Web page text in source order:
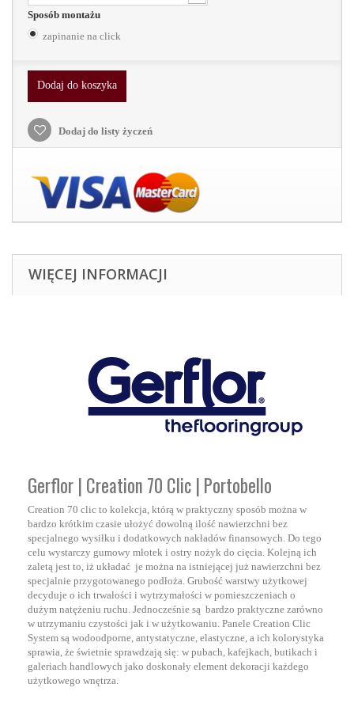
Sposób montażu
zapinanie na click
Dodaj do koszyka
Dodaj do listy życzeń
WIĘCEJ INFORMACJI
Gerflor | Creation 70 Clic | Portobello
Creation 70 clic to kolekcja, którą w praktyczny sposób można w
bardzo krótkim czasie ułożyć dowolną ilość nawierzchni bez
specjalnego wysiłku i dodatkowych nakładów finansowych. Do tego
celu wystarczy gumowy młotek i ostry nożyk do cięcia. Kolejną ich
zaletą jest to, iż układać je można na istniejącej już nawierzchni bez
specjalnie przygotowanego podłoża. Grubość warstwy użytkowej
decyduje o ich trwałości i wytrzymałości w pomieszczeniach o
dużym natężeniu ruchu. Jednocześnie są bardzo praktyczne zarówno
w utrzymaniu czystości jak i w użytkowaniu. Panele Creation Clic
System są wodoodporne, antystatyczne, elastyczne, a ich kolorystyka
sprawia, że świetnie sprawdzają się: w pubach, kafejkach, butikach i
galeriach handlowych jako doskonały element dekoracji każdego
użytkowego wnętrza.